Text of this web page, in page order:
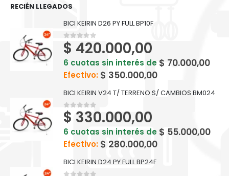
RECIÉN LLEGADOS
BICI KEIRIN D26 PY FULL BP10F
0out of 5
$ 420.000,00
6 cuotas sin interés de $ 70.000,00
Efectivo: $ 350.000,00
BICI KEIRIN V24 T/ TERRENO S/ CAMBIOS BM024
0out of 5
$ 330.000,00
6 cuotas sin interés de $ 55.000,00
Efectivo: $ 280.000,00
BICI KEIRIN D24 PY FULL BP24F